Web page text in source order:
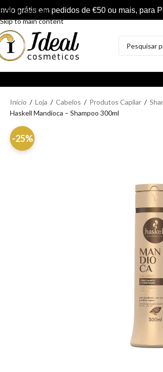
Skip to navigation
Skip to main content
grátis em pedidos de €50 ou mais, para
Início / Loja / Cabelos / Produtos Capilar /
Haskell Mandioca – Shampoo 300ml
-25%